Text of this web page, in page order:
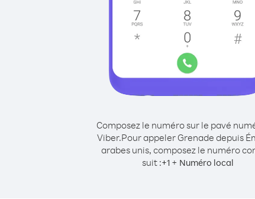
Composez le numéro sur le pavé
Viber.Pour appeler Grenade depuis
arabes unis, composez le numéro
suit :+1+ Numéro local